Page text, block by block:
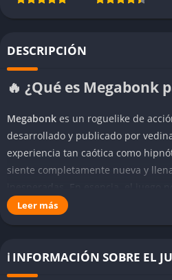
DESCRIPCIÓN
🔥 ¿Qué es Megabonk
Megabonk es un roguelike de
desarrollado y publicado por
experiencia tan caótica como
siente completamente nueva y
generados aleatoriamente repletos
mientras mejoramos nuestras
absurdamente poderosos y
Leer más
ℹ️ INFORMACIÓN SOBRE EL